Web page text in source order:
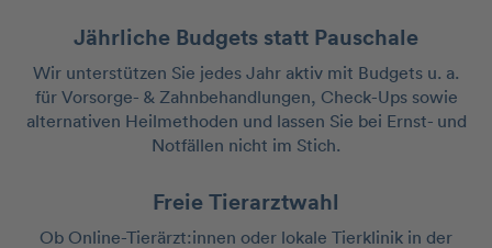
Jährliche Budgets statt Pauschale
Wir unterstützen Sie jedes Jahr aktiv mit Budgets u. a.
für Vorsorge- & Zahnbehandlungen, Check-Ups sowie
alternativen Heilmethoden und lassen Sie bei Ernst- und
Notfällen nicht im Stich.
Freie Tierarztwahl
Ob Online-Tierärzt:innen oder lokale Tierklinik in der